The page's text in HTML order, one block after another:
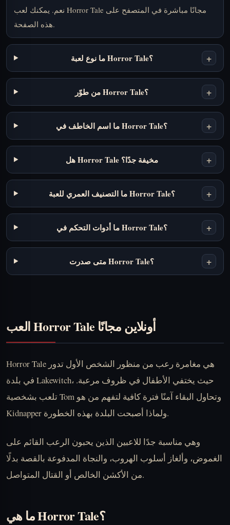
نعم. يمكنك لعب Horror Tale مجانًا مباشرة في المتصفح على
هذه الصفحة.
ما نوع لعبة Horror Tale؟ +
من طوّر Horror Tale؟ +
ما اسم الخاطف في Horror Tale؟ +
هل Horror Tale مخيفة جدًا؟ +
ما التصنيف العمري للعبة Horror Tale؟ +
ما أدوات التحكم في Horror Tale؟ +
متى صدرت Horror Tale؟ +
العب Horror Tale أونلاين مجانًا
Horror Tale هي مغامرة رعب من منظور الشخص الأول تدور
في بلدة Lakewitch، حيث يختفي الأطفال في ظروف مرعبة.
تلعب بشخصية Tom وتحاول البقاء آمنًا فترة كافية لتفهم من هو
Kidnapper ولماذا أصبحت البلدة بهذه الخطورة.
وهي مناسبة جدًا للاعبين الذين يحبون الرعب القائم على
الغموض، وألغاز أسلوب الهروب، والنجاة المدفوعة بالقصة بدلًا
من الأكشن الخالص أو القتال المتواصل.
ما هي Horror Tale؟